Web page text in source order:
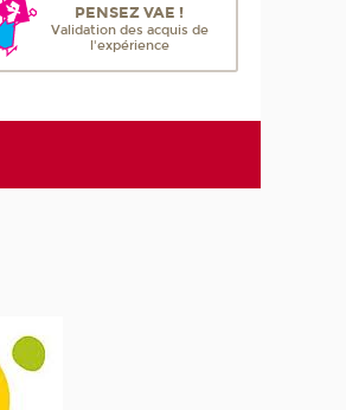
PENSEZ VAE !
Validation des acquis de
l'expérience